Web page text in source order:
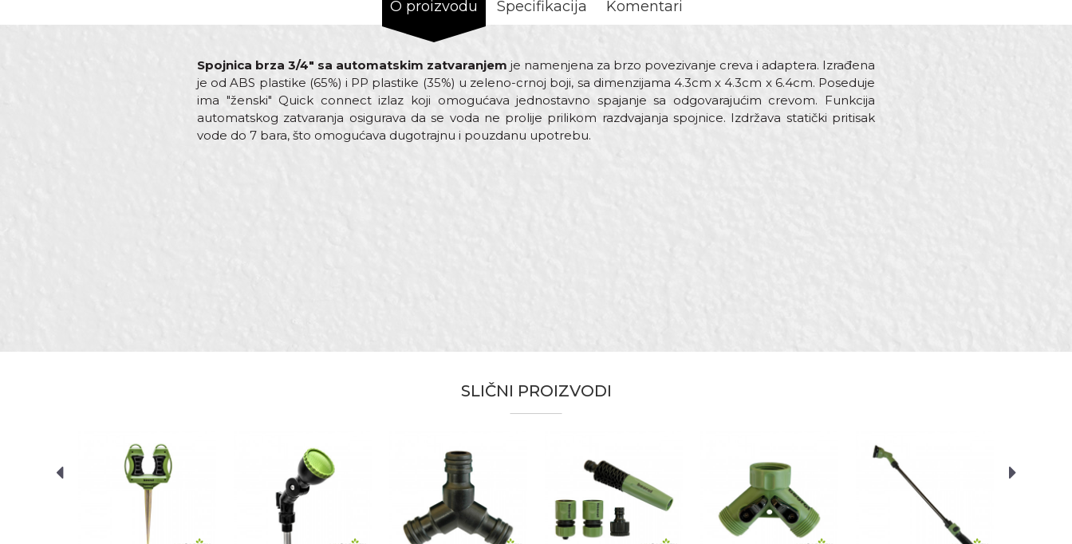
O proizvodu Specifikacija Komentari
Spojnica brza 3/4" sa automatskim zatvaranjem je namenjena za brzo povezivanje creva i adaptera. Izrađena
je od ABS plastike (65%) i PP plastike (35%) u zeleno-crnoj boji, sa dimenzijama 4.3cm x 4.3cm x 6.4cm. Poseduje
ima "ženski" Quick connect izlaz koji omogućava jednostavno spajanje sa odgovarajućim crevom. Funkcija
automatskog zatvaranja osigurava da se voda ne prolije prilikom razdvajanja spojnice. Izdržava statički pritisak
vode do 7 bara, što omogućava dugotrajnu i pouzdanu upotrebu.
SLIČNI PROIZVODI